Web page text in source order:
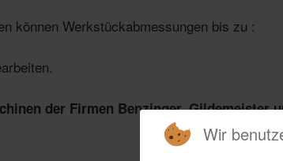
können Werkstückabmessungen bis zu :
der Firmen Benzinger, Gildemeister
Wir